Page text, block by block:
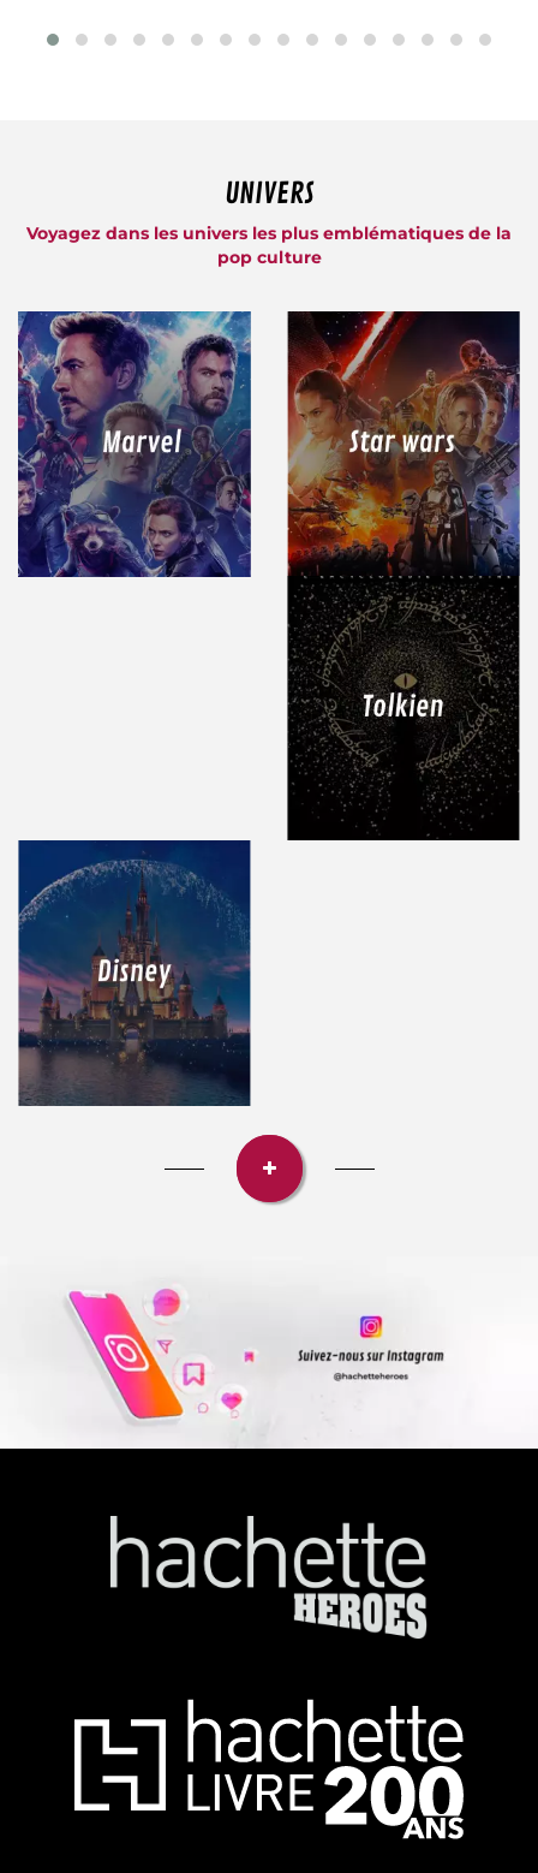
UNIVERS
Voyagez dans les univers les plus emblématiques de la
pop culture